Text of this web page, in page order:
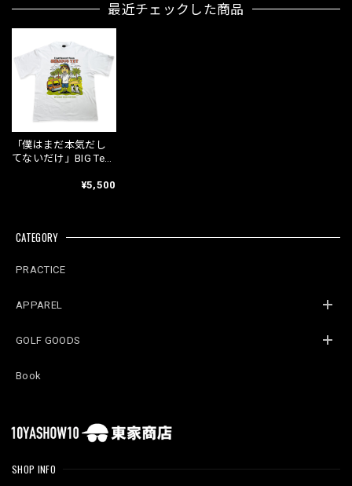
最近チェックした商品
「僕はまだ本気だし
てないだけ」BIG Tee
¥5,500
CATEGORY
PRACTICE
APPAREL
GOLF GOODS
Book
SHOP INFO